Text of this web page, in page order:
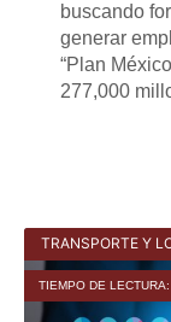
buscando
generar
“Plan
277,000
TRANSPORTE Y
TIEMPO DE